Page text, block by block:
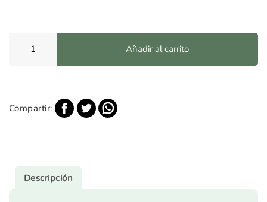
Infantil
Añadir al carrito
Compartir:
Descripción